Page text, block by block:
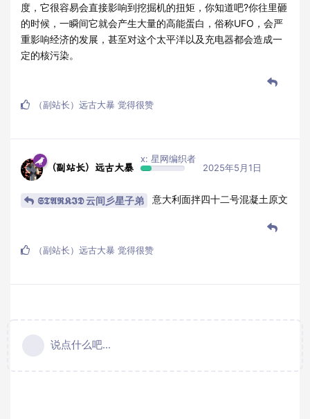
度，它很容易会直接影响到挖掘机的扭矩，你知道吧?你往里砸
的时候，一瞬间它就会产生大量的高能蛋白，俗称UFO，会严
重影响经济的发展，甚至对这个太平洋以及充电器都会造成一
定的核污染。
（副站长）远古大暴 觉得很赞
（副站长）远古大暴
x: 星网编织者
2025年5月1日
𝕾𝕿𝕬𝕽𝕶𝕴𝕯 云间彡星子弟 意大利面拌四十二号混凝土原文
（副站长）远古大暴 觉得很赞
说点什么吧...